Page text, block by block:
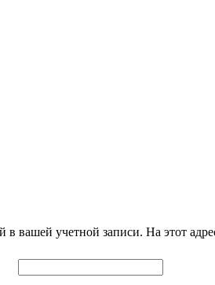
вашей учетной записи. На этот